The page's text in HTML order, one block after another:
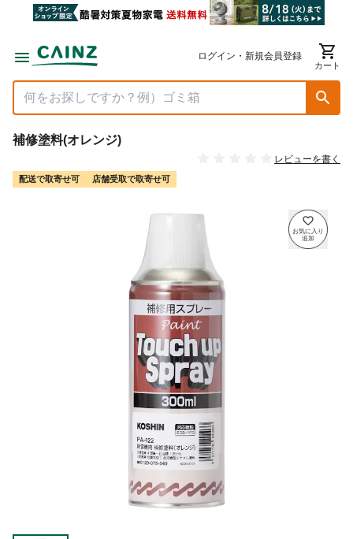
ログイン・新規会員登録
カート
補修塗料(オレンジ)
レビューを書く
配送で取寄せ可 店舗受取で取寄せ可